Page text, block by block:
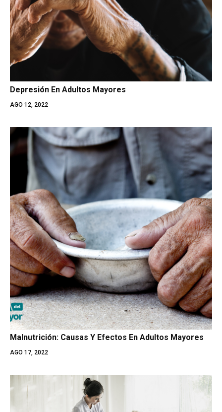
Depresión En Adultos Mayores
AGO 12, 2022
Malnutrición: Causas Y Efectos En Adultos Mayores
AGO 17, 2022